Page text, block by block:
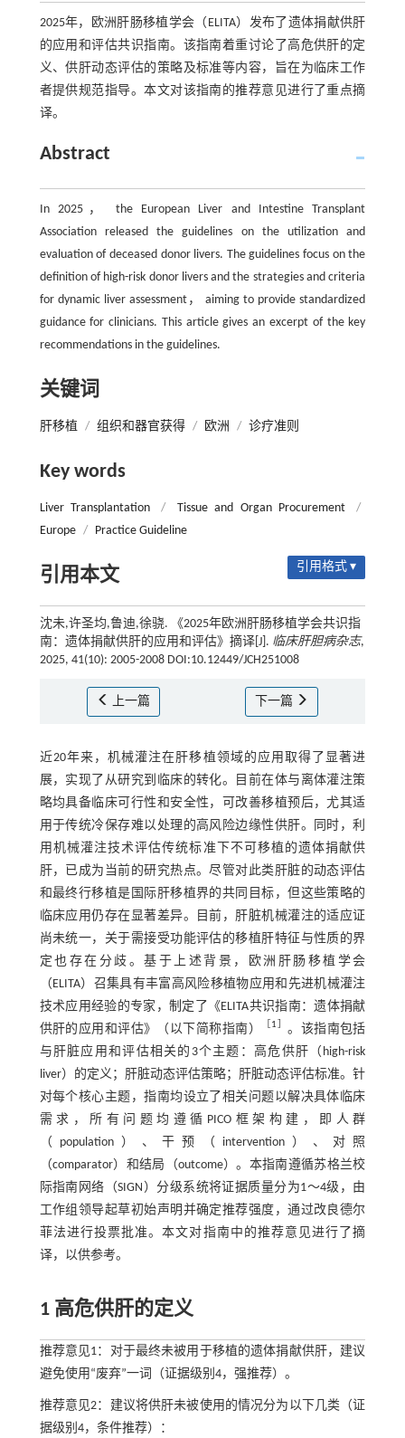
2025年，欧洲肝肠移植学会（ELITA）发布了遗体捐献供肝
的应用和评估共识指南。该指南着重讨论了高危供肝的定
义、供肝动态评估的策略及标准等内容，旨在为临床工作
者提供规范指导。本文对该指南的推荐意见进行了重点摘
译。
Abstract
In 2025， the European Liver and Intestine Transplant
Association released the guidelines on the utilization and
evaluation of deceased donor livers. The guidelines focus on the
definition of high-risk donor livers and the strategies and criteria
for dynamic liver assessment， aiming to provide standardized
guidance for clinicians. This article gives an excerpt of the key
recommendations in the guidelines.
关键词
肝移植 / 组织和器官获得 / 欧洲 / 诊疗准则
Key words
Liver Transplantation / Tissue and Organ Procurement
/
Europe / Practice Guideline
引用本文 引用格式 ▾
沈未,许圣均,鲁迪,徐骁. 《2025年欧洲肝肠移植学会共识指
南：遗体捐献供肝的应用和评估》摘译[J]. 临床肝胆病杂志,
2025, 41(10): 2005-2008 DOI:10.12449/JCH251008
上一篇 下一篇
近20年来，机械灌注在肝移植领域的应用取得了显著进
展，实现了从研究到临床的转化。目前在体与离体灌注策
略均具备临床可行性和安全性，可改善移植预后，尤其适
用于传统冷保存难以处理的高风险边缘性供肝。同时，利
用机械灌注技术评估传统标准下不可移植的遗体捐献供
肝，已成为当前的研究热点。尽管对此类肝脏的动态评估
和最终行移植是国际肝移植界的共同目标，但这些策略的
临床应用仍存在显著差异。目前，肝脏机械灌注的适应证
尚未统一，关于需接受功能评估的移植肝特征与性质的界
定也存在分歧。基于上述背景，欧洲肝肠移植学会
（ELITA）召集具有丰富高风险移植物应用和先进机械灌注
技术应用经验的专家，制定了《ELITA共识指南：遗体捐献
供肝的应用和评估》（以下简称指南）
［1］ 。该指南包括
与肝脏应用和评估相关的3个主题：高危供肝（high-risk
liver）的定义；肝脏动态评估策略；肝脏动态评估标准。针
对每个核心主题，指南均设立了相关问题以解决具体临床
需求，所有问题均遵循PICO框架构建，即人群
（population）、干预（intervention）、对照
（comparator）和结局（outcome）。本指南遵循苏格兰校
际指南网络（SIGN）分级系统将证据质量分为1～4级，由
工作组领导起草初始声明并确定推荐强度，通过改良德尔
菲法进行投票批准。本文对指南中的推荐意见进行了摘
译，以供参考。
1 高危供肝的定义
推荐意见1：对于最终未被用于移植的遗体捐献供肝，建议
避免使用“废弃”一词（证据级别4，强推荐）。
推荐意见2：建议将供肝未被使用的情况分为以下几类（证
据级别4，条件推荐）：